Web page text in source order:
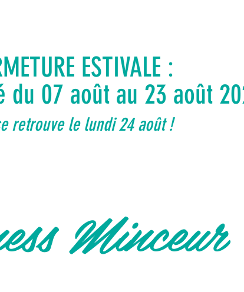
ESTIVALE :
du 07 août au 23 août
retrouve le lundi 24 août !
Minceur